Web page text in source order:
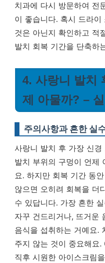
치과에 다시 방문하여 전
이 좋습니다. 혹시 드라
것은 아닌지 확인하고 적
발치 회복 기간을 단축하
4. 사랑니 발치
제 아물까? –
주의사항과 흔한 실
사랑니 발치 후 가장 신
발치 부위의 구멍이 언제
요. 하지만 회복 기간 동
않으면 오히려 회복을 더
수 있답니다. 가장 흔한
자꾸 건드리거나, 뜨거운
음식을 섭취하는 거예요.
주지 않는 것이 중요해요
직후 시원한 아이스크림